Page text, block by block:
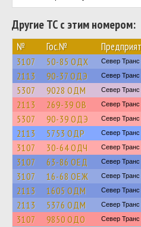
Другие ТС с этим номером:
№ Гос.№
3107 50-85 ОДХ Север Транс
2113 90-37 ОДЭ Север Транс
5307 9028 ОДМ Север Транс
2113 269-39 ОВ Север Транс
5307 90-39 ОДЭ Север Транс
2113 5753 ОДР Север Транс
3107 30-64 ОДЧ Север Транс
3107 63-86 ОЕД Север Транс
3107 16-68 ОЕЖ Север Транс
2113 1605 ОДМ Север Транс
2113 5376 ОДМ Север Транс
3107 9850 ОДО Север Транс